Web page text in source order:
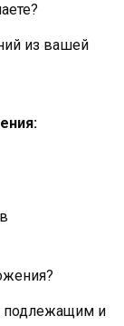
из вашей
подлежащим и